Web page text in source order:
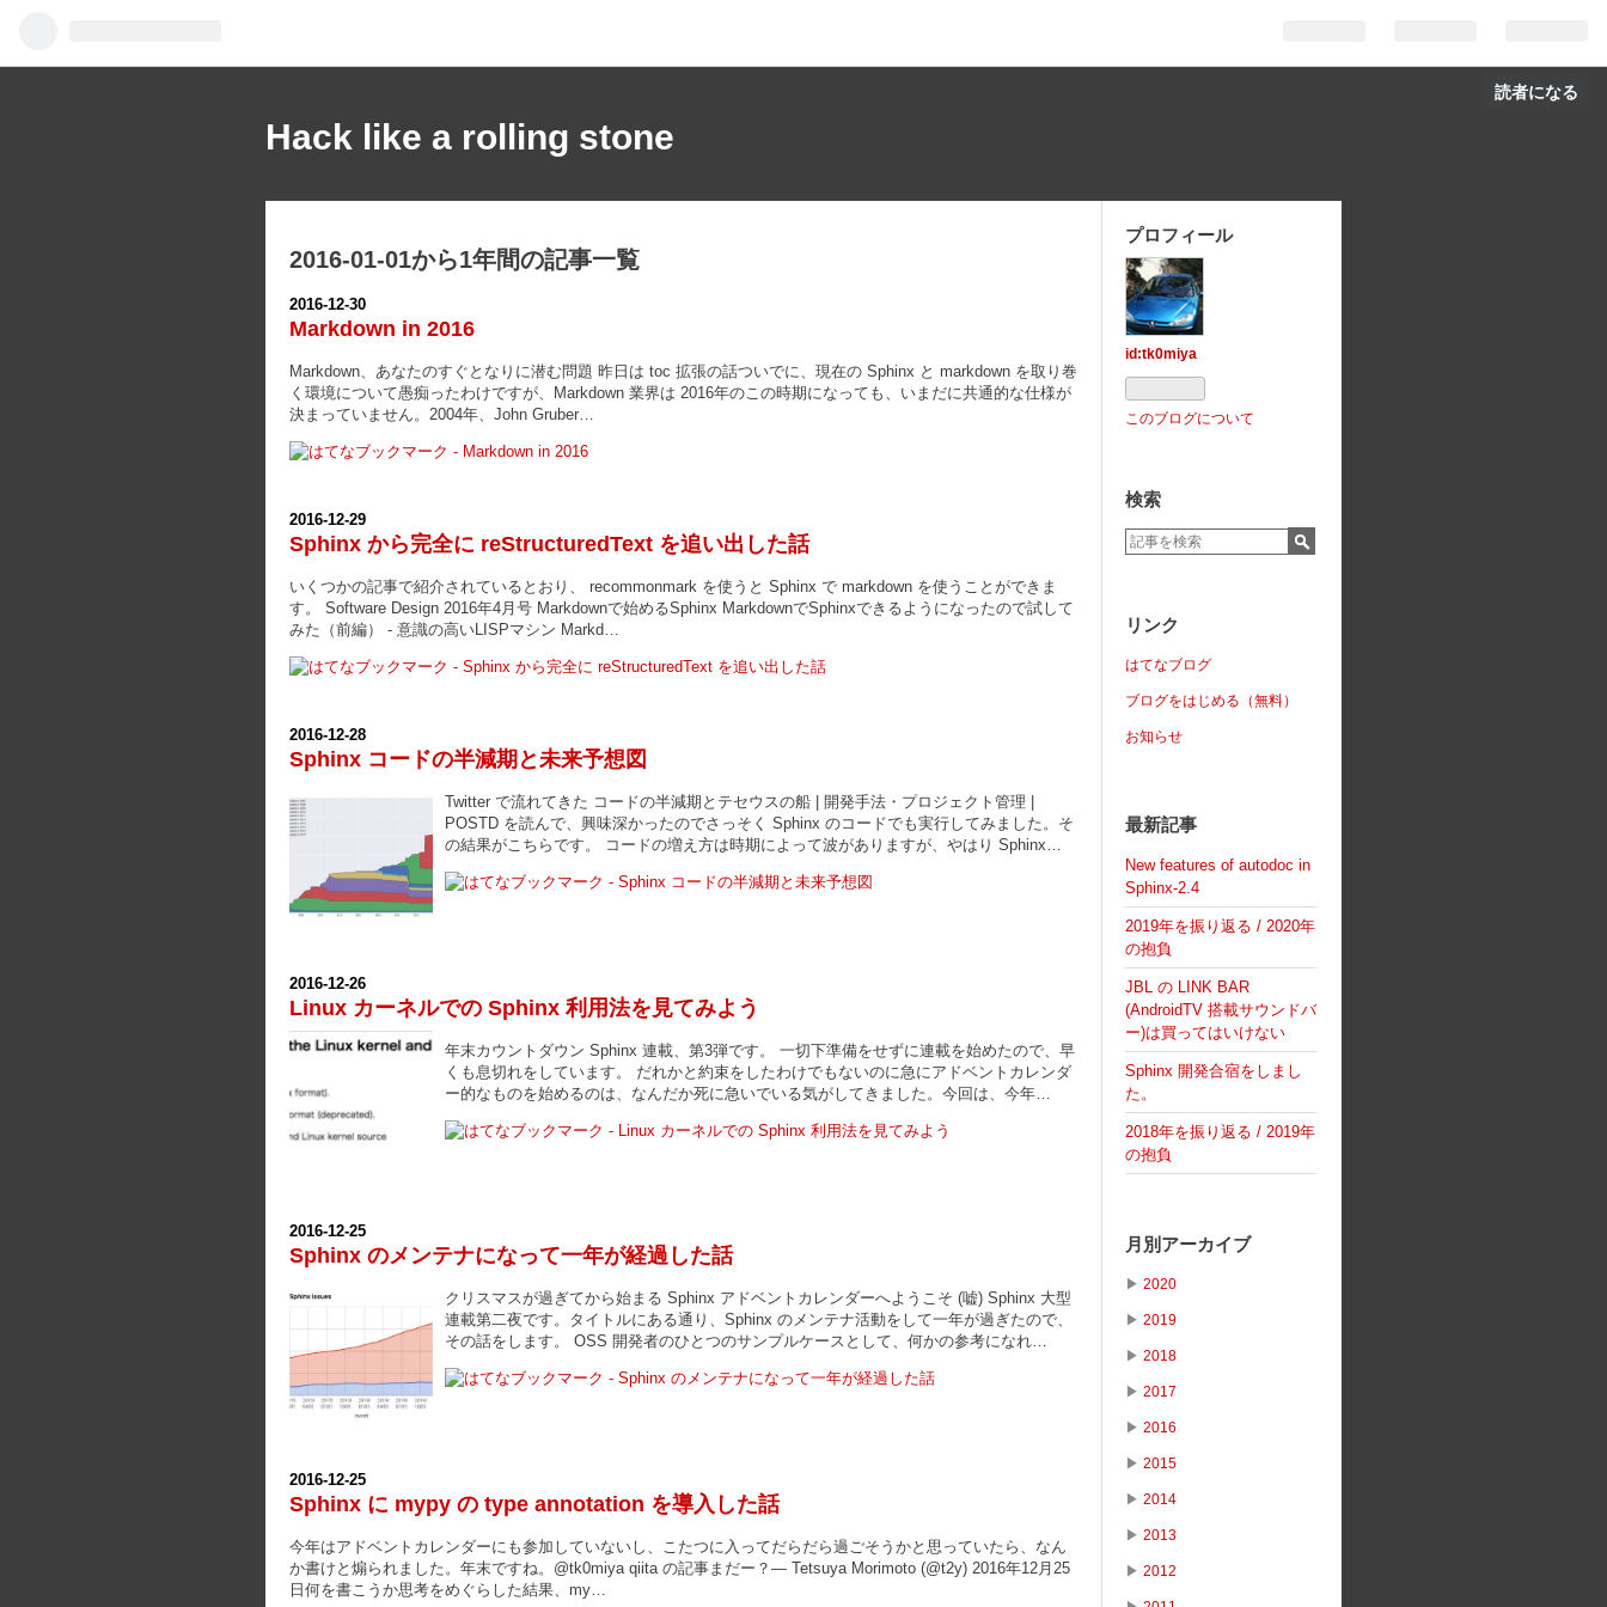
読者になる
Hack like a rolling stone
2016-01-01から1年間の記事一覧
2016-12-30
Markdown in 2016
Markdown、あなたのすぐとなりに潜む問題 昨日は toc 拡張の話ついでに、現在の Sphinx と markdown を取り巻
く環境について愚痴ったわけですが、Markdown 業界は 2016年のこの時期になっても、いまだに共通的な仕様が
決まっていません。2004年、John Gruber…
2016-12-29
Sphinx から完全に reStructuredText を追い出した話
いくつかの記事で紹介されているとおり、 recommonmark を使うと Sphinx で markdown を使うことができま
す。 Software Design 2016年4月号 Markdownで始めるSphinx MarkdownでSphinxできるようになったので試して
みた（前編） - 意識の高いLISPマシン Markd…
2016-12-28
Sphinx コードの半減期と未来予想図
Twitter で流れてきた コードの半減期とテセウスの船 | 開発手法・プロジェクト管理 |
POSTD を読んで、興味深かったのでさっそく Sphinx のコードでも実行してみました。そ
の結果がこちらです。 コードの増え方は時期によって波がありますが、やはり Sphinx…
2016-12-26
Linux カーネルでの Sphinx 利用法を見てみよう
年末カウントダウン Sphinx 連載、第3弾です。 一切下準備をせずに連載を始めたので、早
くも息切れをしています。 だれかと約束をしたわけでもないのに急にアドベントカレンダ
ー的なものを始めるのは、なんだか死に急いでいる気がしてきました。今回は、今年…
2016-12-25
Sphinx のメンテナになって一年が経過した話
クリスマスが過ぎてから始まる Sphinx アドベントカレンダーへようこそ (嘘) Sphinx 大型
連載第二夜です。タイトルにある通り、Sphinx のメンテナ活動をして一年が過ぎたので、
その話をします。 OSS 開発者のひとつのサンプルケースとして、何かの参考になれ…
2016-12-25
Sphinx に mypy の type annotation を導入した話
今年はアドベントカレンダーにも参加していないし、こたつに入ってだらだら過ごそうかと思っていたら、なん
か書けと煽られました。年末ですね。@tk0miya qiita の記事まだー？— Tetsuya Morimoto (@t2y) 2016年12月25
日何を書こうか思考をめぐらした結果、my…
プロフィール
id:tk0miya
このブログについて
検索
リンク
はてなブログ
ブログをはじめる（無料）
お知らせ
最新記事
New features of autodoc in
Sphinx-2.4
2019年を振り返る / 2020年
の抱負
JBL の LINK BAR
(AndroidTV 搭載サウンドバ
ー)は買ってはいけない
Sphinx 開発合宿をしまし
た。
2018年を振り返る / 2019年
の抱負
月別アーカイブ
▶ 2020
▶ 2019
▶ 2018
▶ 2017
▶ 2016
▶ 2015
▶ 2014
▶ 2013
▶ 2012